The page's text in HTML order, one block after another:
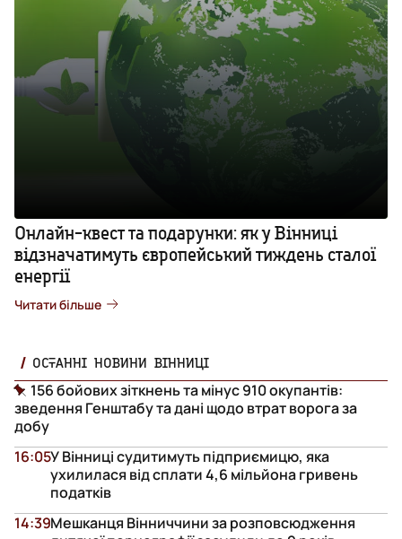
Онлайн-квест та подарунки: як у Вінниці
відзначатимуть європейський тиждень сталої
енергії
Читати більше
ОСТАННІ НОВИНИ ВІННИЦІ
156 бойових зіткнень та мінус 910 окупантів:
зведення Генштабу та дані щодо втрат ворога за
добу
У Вінниці судитимуть підприємицю, яка
ухилилася від сплати 4,6 мільйона гривень
податків
16:05
Мешканця Вінниччини за розповсюдження
14:39